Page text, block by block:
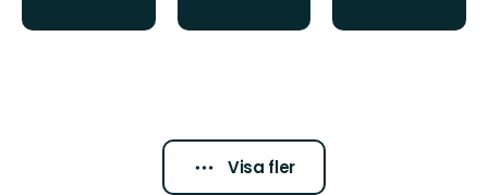
Visa fler